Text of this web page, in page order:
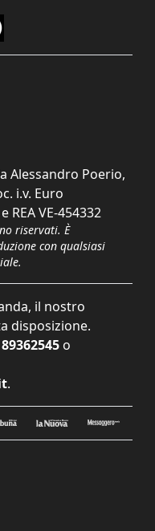
Alessandro Poerio,
i.v. Euro
REA VE-454332
riservati. È
con qualsiasi
il nostro
disposizione.
o
.